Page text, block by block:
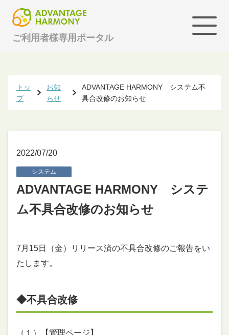
ご利用者様専用ポータル
トッ
プ
お知
らせ
ADVANTAGE HARMONY システム不
具合改修のお知らせ
2022/07/20
システム
ADVANTAGE HARMONY システ
ム不具合改修のお知らせ
7月15日（金）リリース済の不具合改修のご報告をい
たします。
◆不具合改修
（１）【管理ページ】